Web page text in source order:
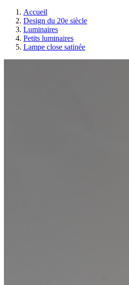
Accueil
Design du 20e siècle
Luminaires
Petits luminaires
Lampe close satinée